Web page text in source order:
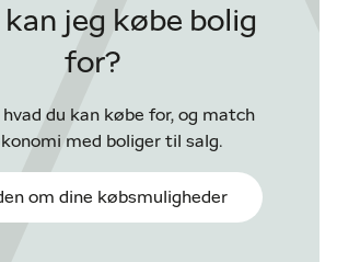
kan jeg købe bolig
for?
hvad du kan købe for, og match
med boliger til salg.
om dine købsmuligheder